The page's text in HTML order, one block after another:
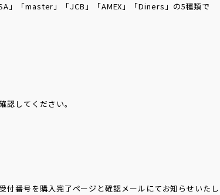
」「master」「JCB」「AMEX」「Diners」の5種類で
認してください。
付番号を購入完了ページと確認メールにてお知らせいたし